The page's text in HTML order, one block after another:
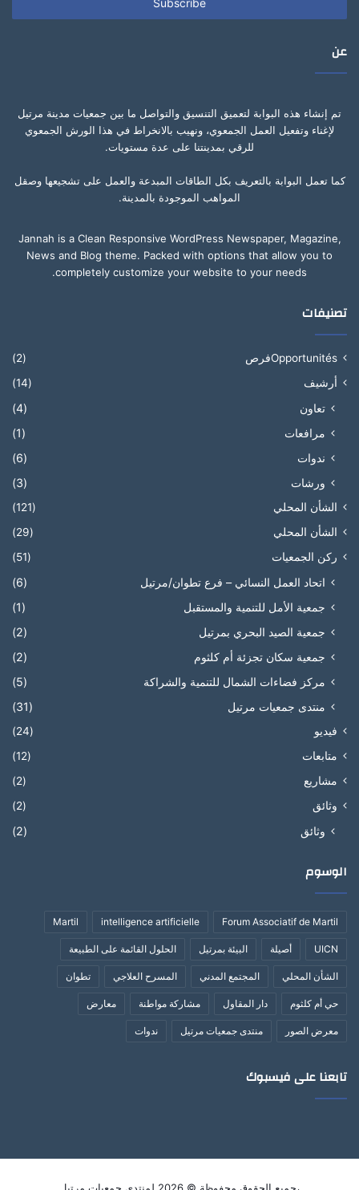
عن
تم إنشاء هذه البوابة لتعميق التنسيق والتواصل ما بين جمعيات مدينة مرتيل
لإغناء وتفعيل العمل الجمعوي، ونهيب بالانخراط في هذا الورش الجمعوي
للرقي بمدينتنا على عدة مستويات.
كما تعمل البوابة بالتعريف بكل الطاقات المبدعة والعمل على تشجيعها وصقل
المواهب الموجودة بالمدينة.
Jannah is a Clean Responsive WordPress Newspaper, Magazine,
News and Blog theme. Packed with options that allow you to
completely customize your website to your needs.
تصنيفات
Opportunitésفرص
(2)
أرشيف
(14)
تعاون
(4)
مرافعات
(1)
ندوات
(6)
ورشات
(3)
الشأن المحلي
(121)
الشأن المحلي
(29)
ركن الجمعيات
(51)
اتحاد العمل النسائي – فرع تطوان/مرتيل
(6)
جمعية الأمل للتنمية والمستقبل
(1)
جمعية الصيد البحري بمرتيل
(2)
جمعية سكان تجزئة أم كلثوم
(2)
مركز فضاءات الشمال للتنمية والشراكة
(5)
منتدى جمعيات مرتيل
(31)
فيديو
(24)
متابعات
(12)
مشاريع
(2)
وثائق
(2)
وثائق (2)
الوسوم
Forum Associatif de Martil
intelligence artificielle
Martil
UICN أصيلة البيئة بمرتيل الحلول القائمة على الطبيعة
الشأن المحلي المجتمع المدني المسرح العلاجي تطوان
حي أم كلثوم دار المقاول مشاركة مواطنة معارض
معرض الصور منتدى جمعيات مرتيل ندوات
تابعنا على فيسبوك
،جميع الحقوق محفوظة © 2026 لمنتدى جمعيات مرتيل